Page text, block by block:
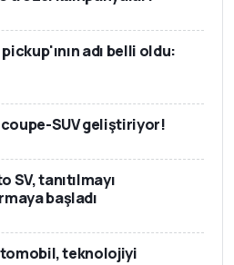
adı belli oldu:
SUV geliştiriyor!
tanıtılmayı
başladı
teknolojiyi